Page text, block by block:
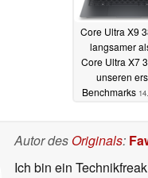
Core Ultra X9
langsamer
Core Ultra X7
unseren
Benchmarks
Autor des Originals:
Ich bin ein